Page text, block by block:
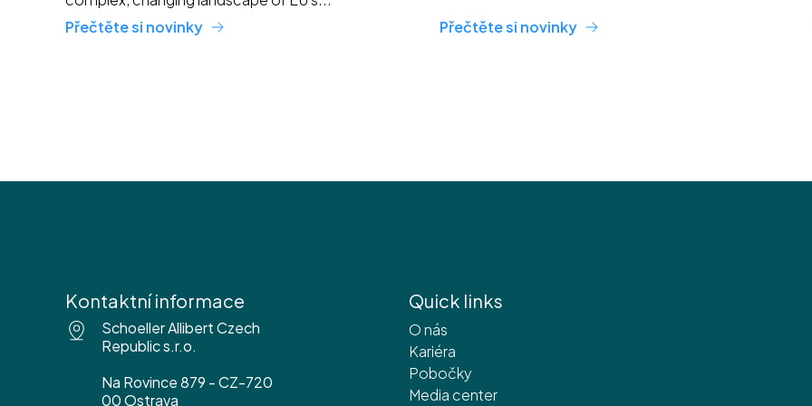
Přečtěte si novinky
Přečtěte si novinky
Kontaktní informace
Schoeller Allibert Czech
Republic s.r.o.
Na Rovince 879 - CZ-720
00 Ostrava
Quick links
O nás
Kariéra
Pobočky
Media center